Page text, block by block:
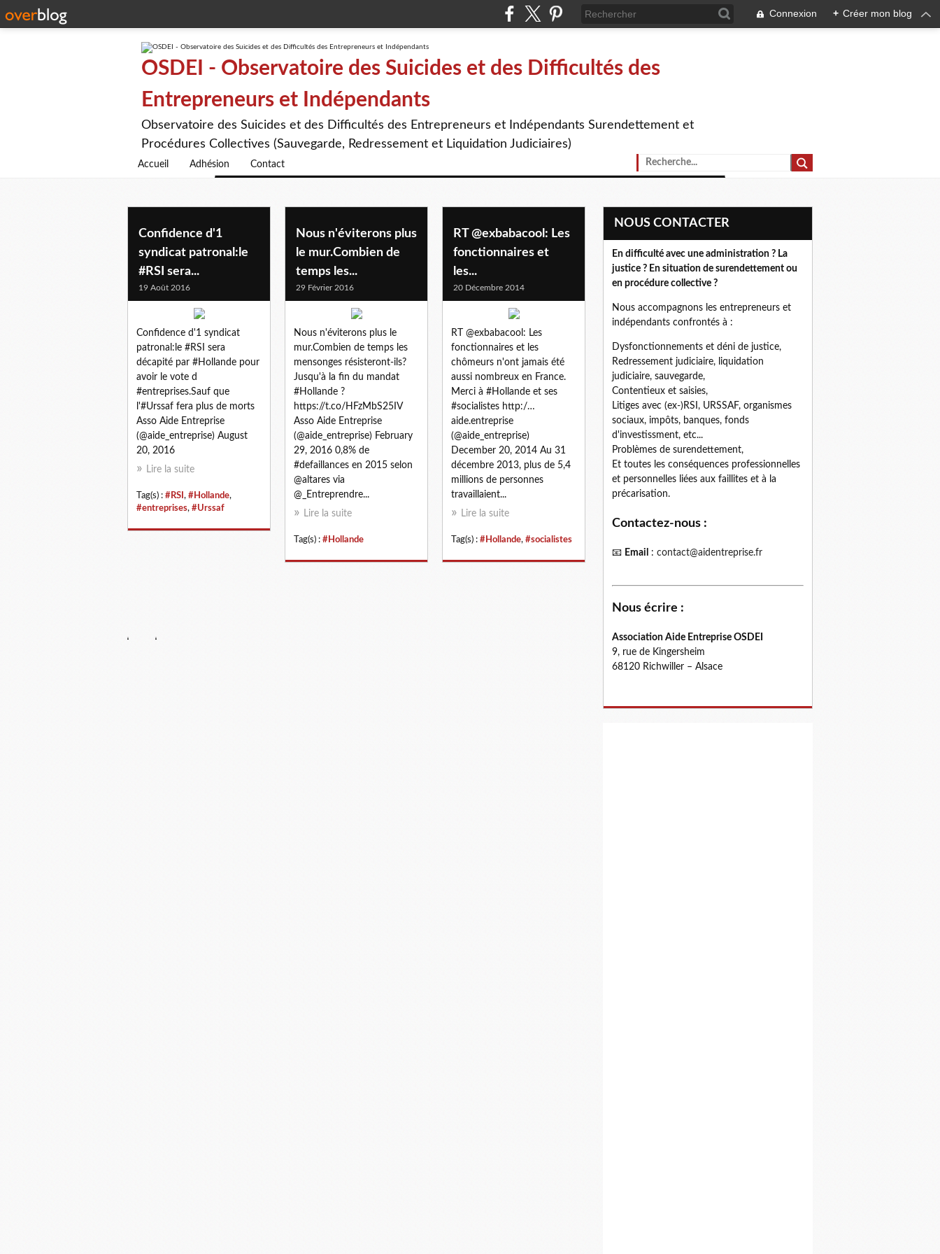
Connexion + Créer mon blog
OSDEI - Observatoire des Suicides et des Difficultés des
Entrepreneurs et Indépendants
Observatoire des Suicides et des Difficultés des Entrepreneurs et Indépendants Surendettement et
Procédures Collectives (Sauvegarde, Redressement et Liquidation Judiciaires)
Accueil Adhésion Contact
hollande
Confidence d'1
syndicat patronal:le
#RSI sera...
19 Août 2016
Confidence d'1 syndicat
patronal:le #RSI sera
décapité par #Hollande pour
avoir le vote d
#entreprises.Sauf que
l'#Urssaf fera plus de morts
Asso Aide Entreprise
(@aide_entreprise) August
20, 2016
Lire la suite
Tag(s) : #RSI , #Hollande,
#entreprises, #Urssaf
Nous n'éviterons plus
le mur.Combien de
temps les...
29 Février 2016
Nous n'éviterons plus le
mur.Combien de temps les
mensonges résisteront-ils?
Jusqu'à la fin du mandat
#Hollande ?
https://t.co/HFzMbS25IV
Asso Aide Entreprise
(@aide_entreprise) February
29, 2016 0,8% de
#defaillances en 2015 selon
@altares via
@_Entreprendre...
Lire la suite
Tag(s) : #Hollande
RT @exbabacool: Les
fonctionnaires et
les...
20 Décembre 2014
RT @exbabacool: Les
fonctionnaires et les
chômeurs n'ont jamais été
aussi nombreux en France.
Merci à #Hollande et ses
#socialistes http:/…
aide.entreprise
(@aide_entreprise)
December 20, 2014 Au 31
décembre 2013, plus de 5,4
millions de personnes
travaillaient...
Lire la suite
Tag(s) : #Hollande, #socialistes
NOUS CONTACTER
En difficulté avec une administration ? La
justice ? En situation de surendettement ou
en procédure collective ?
Nous accompagnons les entrepreneurs et
indépendants confrontés à :
Dysfonctionnements et déni de justice,
Redressement judiciaire, liquidation
judiciaire, sauvegarde,
Contentieux et saisies,
Litiges avec (ex-)RSI, URSSAF, organismes
sociaux, impôts, banques, fonds
d'investissment, etc...
Problèmes de surendettement,
Et toutes les conséquences professionnelles
et personnelles liées aux faillites et à la
précarisation.
Contactez-nous :
📧 Email : contact@aidentreprise.fr
Nous écrire :
Association Aide Entreprise OSDEI
9, rue de Kingersheim
68120 Richwiller – Alsace